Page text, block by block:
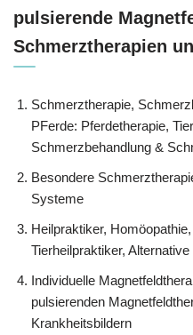
pulsierende
Schmerztherapien
Schmerztherapie,
PFerde: Pferdetherapie,
Schmerzbehandlung &
Besondere
Systeme
Heilpraktiker,
‎Tierheilpraktiker,
Individuelle
pulsierenden
Krankheitsbildern